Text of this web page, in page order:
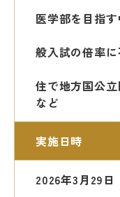
医学部を目
般入試の倍
住で地方国公立
など
実施日時
2026年3月29